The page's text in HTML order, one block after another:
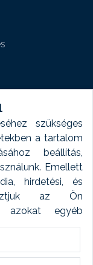
szükséges
a tartalom
beállítás,
Emellett
hirdetési, és
az Ön
azokat egyéb
A sütik
végzünk és
töröljük. A